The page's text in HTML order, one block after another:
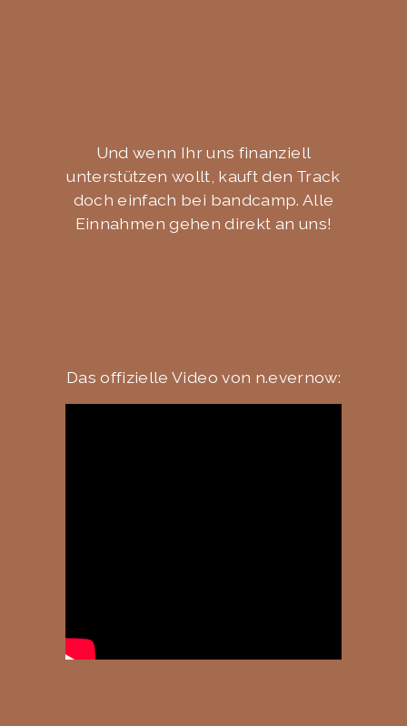
Und wenn Ihr uns finanziell
unterstützen wollt, kauft den Track
doch einfach bei bandcamp. Alle
Einnahmen gehen direkt an uns!
Das offizielle Video von n.evernow: